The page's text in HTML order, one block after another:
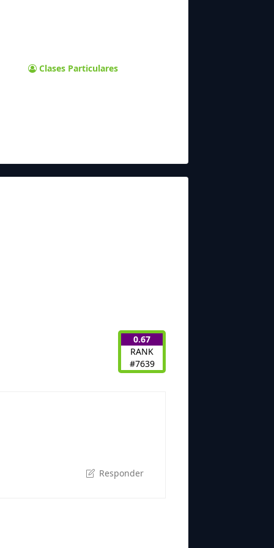
Clases Particulares
0.67
RANK
#7639
Responder